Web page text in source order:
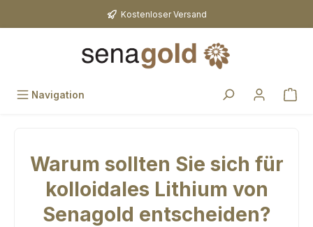
Zum Hauptinhalt springenKostenloser Versand
Navigation
Warum sollten Sie sich für
kolloidales Lithium von
Senagold entscheiden?